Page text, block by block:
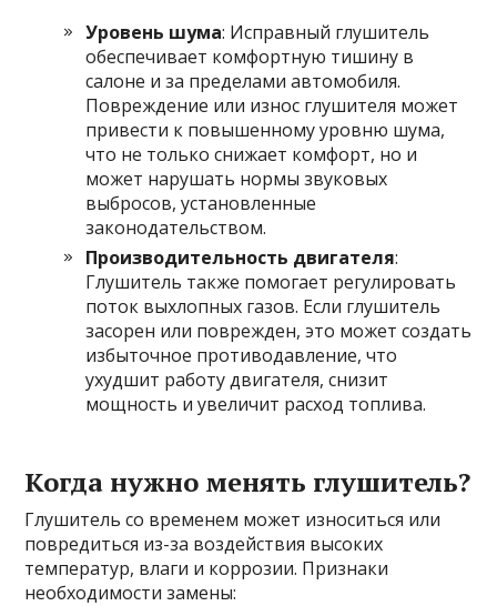
Уровень шума: Исправный глушитель
обеспечивает комфортную тишину в
салоне и за пределами автомобиля.
Повреждение или износ глушителя может
привести к повышенному уровню шума,
что не только снижает комфорт, но и
может нарушать нормы звуковых
выбросов, установленные
законодательством.
Производительность двигателя:
Глушитель также помогает регулировать
поток выхлопных газов. Если глушитель
засорен или поврежден, это может создать
избыточное противодавление, что
ухудшит работу двигателя, снизит
мощность и увеличит расход топлива.
Когда нужно менять глушитель?
Глушитель со временем может износиться или
повредиться из-за воздействия высоких
температур, влаги и коррозии. Признаки
необходимости замены: